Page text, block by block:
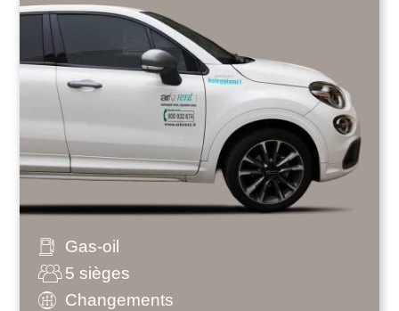
Gas-oil
5 sièges
Changements